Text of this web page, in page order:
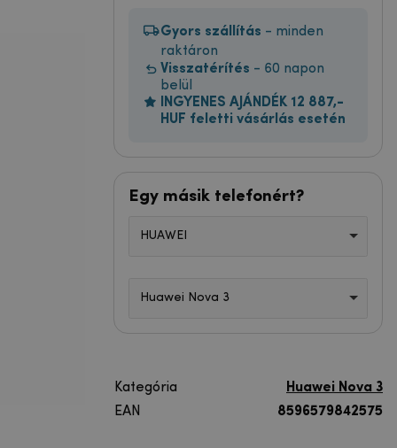
Gyors szállítás - minden
raktáron
Visszatérítés - 60 napon
belül
INGYENES AJÁNDÉK 12 887,-
HUF feletti vásárlás esetén
Egy másik telefonért?
HUAWEI
Huawei Nova 3
Kategória
Huawei Nova 3
EAN
8596579842575